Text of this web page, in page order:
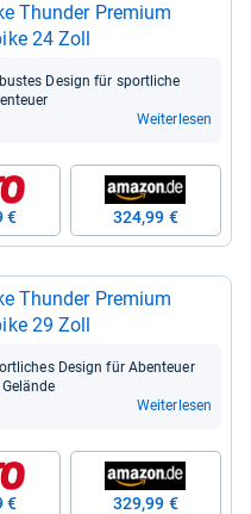
Thun­der Pre­mium
24 Zoll
Design für sport­li­che
Weiterlesen
€ 324,99 €
Thun­der Pre­mium
29 Zoll
Design für Aben­teuer
Weiterlesen
€ 329,99 €